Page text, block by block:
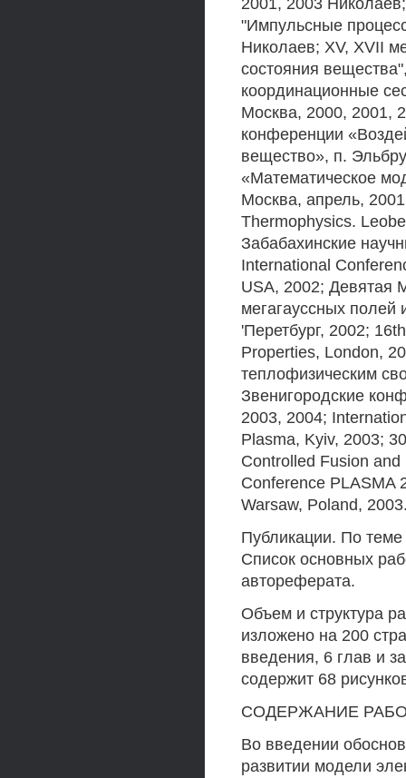
2001, 2003
"Импульсные
Николаев; XV, XVII
состояния
координационные
Москва, 2000, 2001,
конференции
вещество», п.
«Математическое
Москва, апрель,
Thermophysics.
Забабахинские
International
USA, 2002; Девятая
мегагауссных
'Перетбург, 2002;
Properties, London,
теплофизическим
Звенигородские
2003, 2004;
Plasma, Kyiv, 2003;
Controlled Fusion
Conference PLASMA
Warsaw, Poland,
Публикации. По теме
Список основных
автореферата.
Объем и структура
изложено на 200
введения, 6 глав и
содержит 68
СОДЕРЖАНИЕ
Во введении
развитии модели